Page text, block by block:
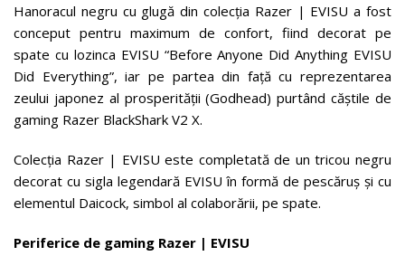
Hanoracul negru cu glugă din colecția Razer | EVISU a fost
conceput pentru maximum de confort, fiind decorat pe
spate cu lozinca EVISU “Before Anyone Did Anything EVISU
Did Everything”, iar pe partea din față cu reprezentarea
zeului japonez al prosperității (Godhead) purtând căștile de
gaming Razer BlackShark V2 X.
Colecția Razer | EVISU este completată de un tricou negru
decorat cu sigla legendară EVISU în formă de pescăruș și cu
elementul Daicock, simbol al colaborării, pe spate.
Periferice de gaming Razer | EVISU